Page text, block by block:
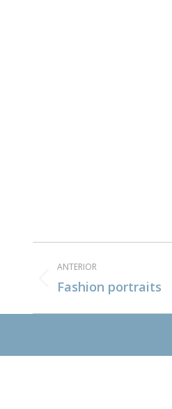
Navegación
entre
álbumes
ANTERIOR
Álbum
Fashion portraits